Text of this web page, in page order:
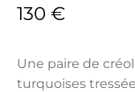
130 €
Une paire de
turquoises